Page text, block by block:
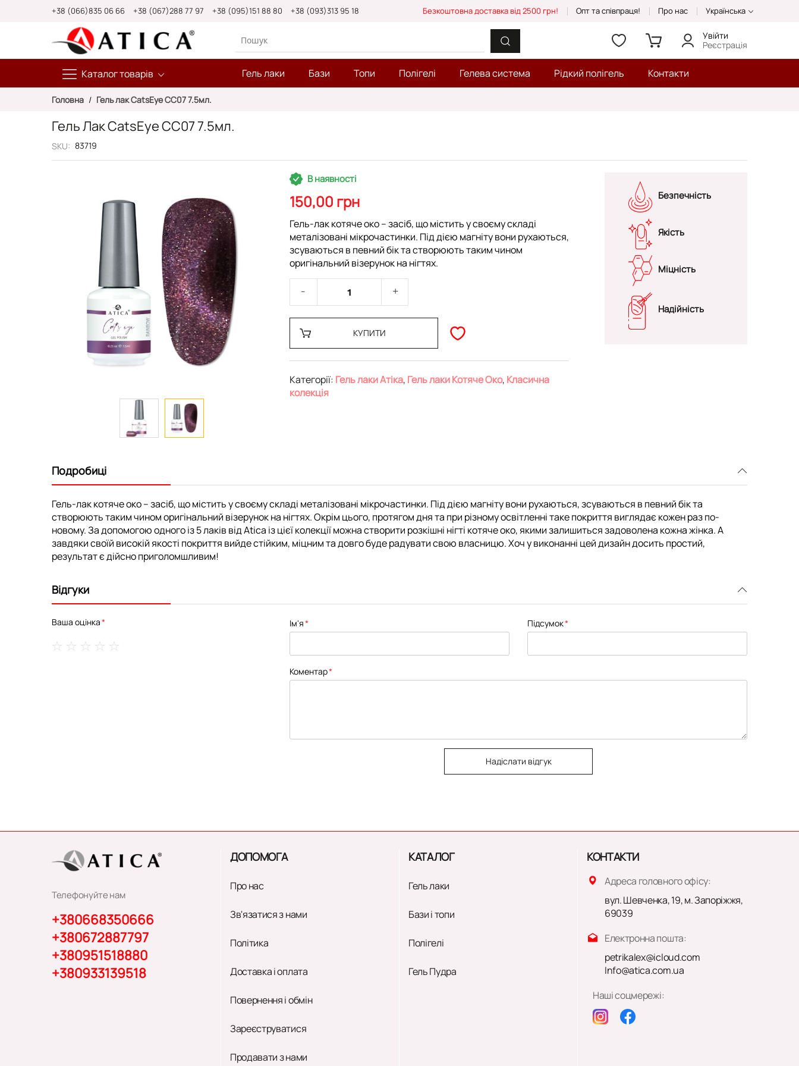
+38 (066)835 06 66 +38 (067)288 77 97 +38 (095)151 88 80 +38 (093)313 95 18 Безкоштовна доставка від 2500 грн! Опт та співпраця! Про нас Українська
Каталог товарів
Увійти
Реєстрація
Гель лаки Бази Топи Полігелі Гелева система Рідкий полігель Контакти
Головна Гель лак CatsEye CC07 7.5мл.
Гель Лак CatsEye CC07 7.5мл.
SKU 83719
початку
галереї
В наявності
150,00 грн
Гель-лак котяче око – засіб, що містить у своєму складі
металізовані мікрочастинки. Під дією магніту вони рухаються,
зсуваються в певний бік та створюють таким чином
оригінальний візерунок на нігтях.
КУПИТИ
Категорії: Гель лаки Атіка, Гель лаки Котяче Око, Класична
колекція
Безпечність
Якість
Міцність
Надійність
Подробиці
Гель-лак котяче око – засіб, що містить у своєму складі металізовані мікрочастинки. Під дією магніту вони рухаються, зсуваються в певний бік та
створюють таким чином оригінальний візерунок на нігтях. Окрім цього, протягом дня та при різному освітленні таке покриття виглядає кожен раз по-
новому. За допомогою одного із 5 лаків від Atica із цієї колекції можна створити розкішні нігті котяче око, якими залишиться задоволена кожна жінка. А
завдяки своїй високій якості покриття вийде стійким, міцним та довго буде радувати свою власницю. Хоч у виконанні цей дизайн досить простий,
результат є дійсно приголомшливим!
Відгуки
Ваша оцінка Ім'я Підсумок
Коментар
Надіслати відгук
Телефонуйте нам
+380668350666
+380672887797
+380951518880
+380933139518
ДОПОМОГА
Про нас
Зв'язатися з нами
Політика
Доставка і оплата
Повернення і обмін
Зареєструватися
Продавати з нами
КАТАЛОГ
Гель лаки
Бази і топи
Полігелі
Гель Пудра
КОНТАКТИ
Адреса головного офісу:
вул. Шевченка, 19, м. Запоріжжя,
69039
Електронна пошта:
petrikalex@icloud.com
Info@atica.com.ua
Наші соцмережі: